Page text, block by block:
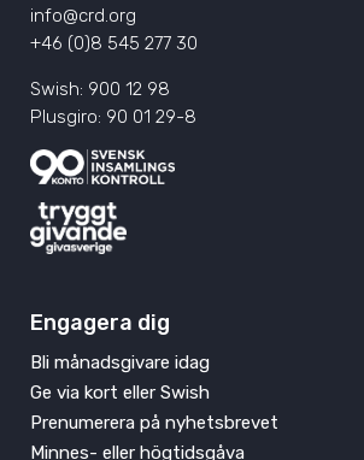
info@crd.org
+46 (0)8 545 277 30
Swish: 900 12 98
Plusgiro: 90 01 29-8
Engagera dig
Bli månadsgivare idag
Ge via kort eller Swish
Prenumerera på nyhetsbrevet
Minnes- eller högtidsgåva